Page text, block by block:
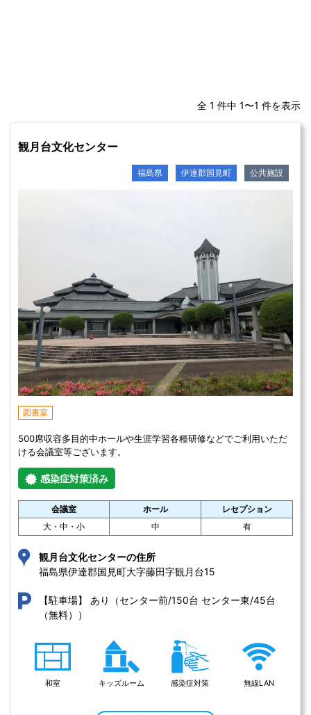
全 1 件中 1〜1 件を表示
観月台文化センター
福島県 伊達郡国見町 公共施設
図書室
500席収容多目的中ホールや生涯学習各種研修などでご利用いただ
ける会議室等ございます。
感染症対策済み
会議室 ホール
レセプション
大・中・小
中 有
観月台文化センターの住所
福島県伊達郡国見町大字藤田字観月台15
【駐車場】
あり（センター前/150台 センター東/45台
（無料））
和室 キッズルーム 感染症対策 無線LAN